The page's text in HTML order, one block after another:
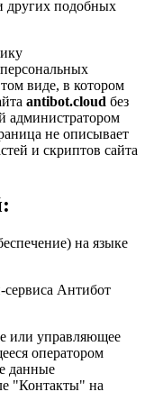
других подобных
виде, в котором
antibot.cloud без
администратором
не описывает
и скриптов сайта
на языке
сервиса Антибот
или управляющее
оператором
данные
"Контакты" на